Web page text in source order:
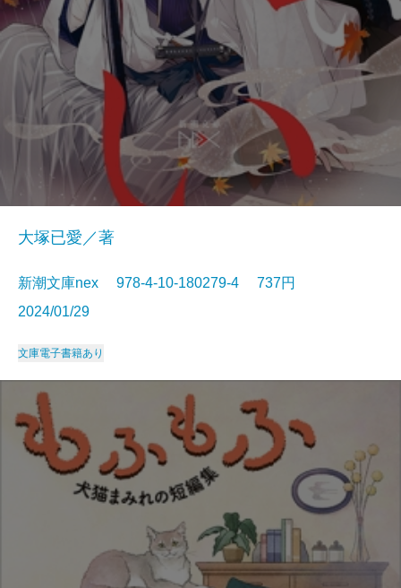
大塚已愛／著
新潮文庫nex 978-4-10-180279-4 737円
2024/01/29
文庫電子書籍あり